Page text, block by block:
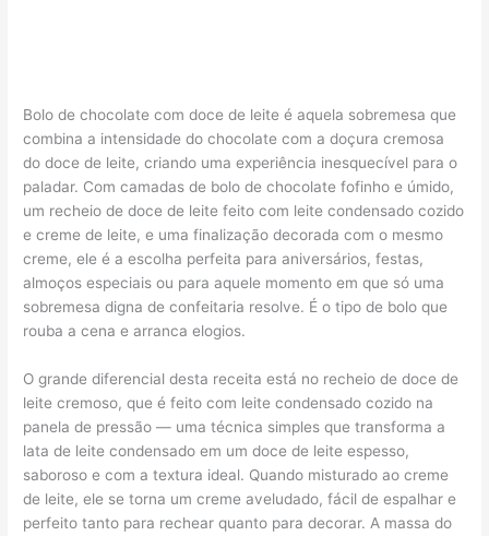
Bolo de chocolate com doce de leite é aquela sobremesa que
combina a intensidade do chocolate com a doçura cremosa
do doce de leite, criando uma experiência inesquecível para o
paladar. Com camadas de bolo de chocolate fofinho e úmido,
um recheio de doce de leite feito com leite condensado cozido
e creme de leite, e uma finalização decorada com o mesmo
creme, ele é a escolha perfeita para aniversários, festas,
almoços especiais ou para aquele momento em que só uma
sobremesa digna de confeitaria resolve. É o tipo de bolo que
rouba a cena e arranca elogios.
O grande diferencial desta receita está no recheio de doce de
leite cremoso, que é feito com leite condensado cozido na
panela de pressão — uma técnica simples que transforma a
lata de leite condensado em um doce de leite espesso,
saboroso e com a textura ideal. Quando misturado ao creme
de leite, ele se torna um creme aveludado, fácil de espalhar e
perfeito tanto para rechear quanto para decorar. A massa do